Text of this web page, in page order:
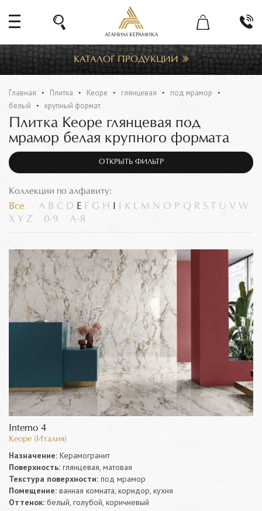
АГАНИМ КЕРАМИКА
КАТАЛОГ ПРОДУКЦИИ
Главная Плитка Keope глянцевая
под мрамор
белый
крупный формат
Плитка Keope глянцевая под
мрамор белая крупного формата
ОТКРЫТЬ ФИЛЬТР
Коллекции по алфавиту:
Все A B C D E F G H I K L M N O P Q R S U V W
X Y Z 0-9 А-Я
Interno 4
Keope (Италия)
Назначение: Керамогранит
Поверхность: глянцевая, матовая
Текстура поверхности: под мрамор
Помещение: ванная комната, коридор, кухня
Оттенок: белый, голубой, коричневый